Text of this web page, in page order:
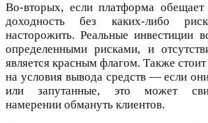
Во-вторых, если платформа
доходность без каких-либо
насторожить. Реальные инвестиции
определенными рисками, и
является красным флагом. Также
на условия вывода средств — если
или запутанные, это может
намерении обмануть клиентов.